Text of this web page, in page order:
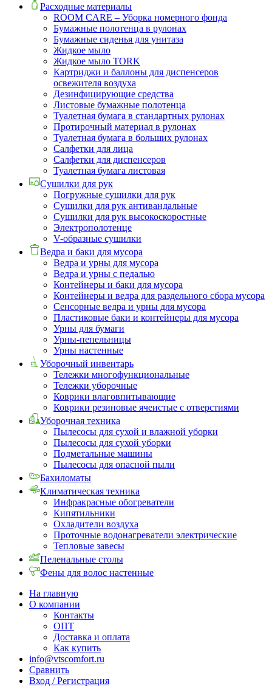
Расходные материалы
ROOM CARE – Уборка номерного фонда
Бумажные полотенца в рулонах
Бумажные сиденья для унитаза
Жидкое мыло
Жидкое мыло TORK
Картриджи и баллоны для диспенсеров
освежителя воздуха
Дезинфицирующие средства
Листовые бумажные полотенца
Туалетная бумага в стандартных рулонах
Протирочный материал в рулонах
Туалетная бумага в больших рулонах
Салфетки для лица
Салфетки для диспенсеров
Туалетная бумага листовая
Сушилки для рук
Погружные сушилки для рук
Сушилки для рук антивандальные
Сушилки для рук высокоскоростные
Электрополотенце
V-образные сушилки
Ведра и баки для мусора
Ведра и урны для мусора
Ведра и урны с педалью
Контейнеры и баки для мусора
Контейнеры и ведра для раздельного сбора мусора
Сенсорные ведра и урны для мусора
Пластиковые баки и контейнеры для мусора
Урны для бумаги
Урны-пепельницы
Урны настенные
Уборочный инвентарь
Тележки многофункциональные
Тележки уборочные
Коврики влаговпитывающие
Коврики резиновые ячеистые с отверстиями
Уборочная техника
Пылесосы для сухой и влажной уборки
Пылесосы для сухой уборки
Подметальные машины
Пылесосы для опасной пыли
Бахиломаты
Климатическая техника
Инфракрасные обогреватели
Кипятильники
Охладители воздуха
Проточные водонагреватели электрические
Тепловые завесы
Пеленальные столы
Фены для волос настенные
На главную
О компании
Контакты
ОПТ
Доставка и оплата
Как купить
info@vtscomfort.ru
Сравнить
Вход / Регистрация